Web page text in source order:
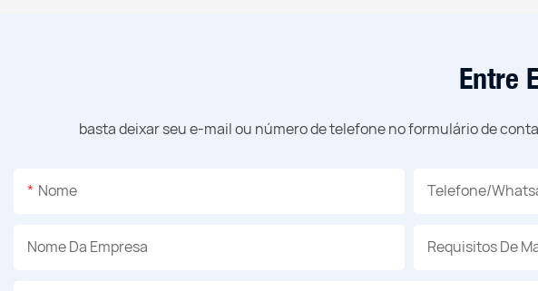
Entre
basta deixar seu e-mail ou número de telefone no formulário de
Nome Telefone/
Nome Da Empresa Requisitos De